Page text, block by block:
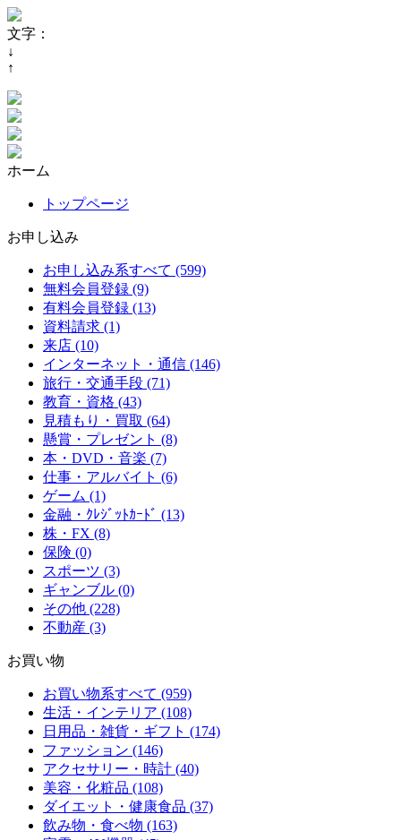
文字：
↓
↑
ホーム
トップページ
お申し込み
お申し込み系すべて (599)
無料会員登録 (9)
有料会員登録 (13)
資料請求 (1)
来店 (10)
インターネット・通信 (146)
旅行・交通手段 (71)
教育・資格 (43)
見積もり・買取 (64)
懸賞・プレゼント (8)
本・DVD・音楽 (7)
仕事・アルバイト (6)
ゲーム (1)
金融・ｸﾚｼﾞｯﾄｶｰﾄﾞ (13)
株・FX (8)
保険 (0)
スポーツ (3)
ギャンブル (0)
その他 (228)
不動産 (3)
お買い物
お買い物系すべて (959)
生活・インテリア (108)
日用品・雑貨・ギフト (174)
ファッション (146)
アクセサリー・時計 (40)
美容・化粧品 (108)
ダイエット・健康食品 (37)
飲み物・食べ物 (163)